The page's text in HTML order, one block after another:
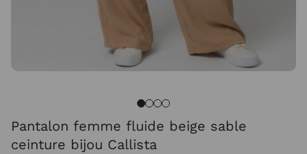
Pantalon femme fluide beige sable
ceinture bijou Callista